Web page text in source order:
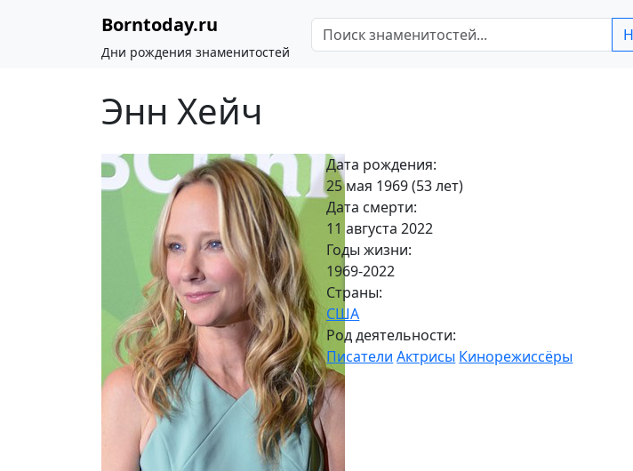
Borntoday.ru
Дни рождения знаменитостей
Энн Хейч
Дата рождения:
25 мая 1969 (53 лет)
Дата смерти:
11 августа 2022
Годы жизни:
1969-2022
Страны:
США
Род деятельности:
Писатели Актрисы Кинорежиссёры